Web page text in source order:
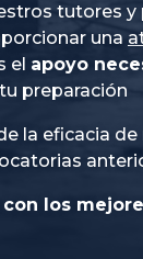
tutores
una
el apoyo
preparación
la eficacia
los